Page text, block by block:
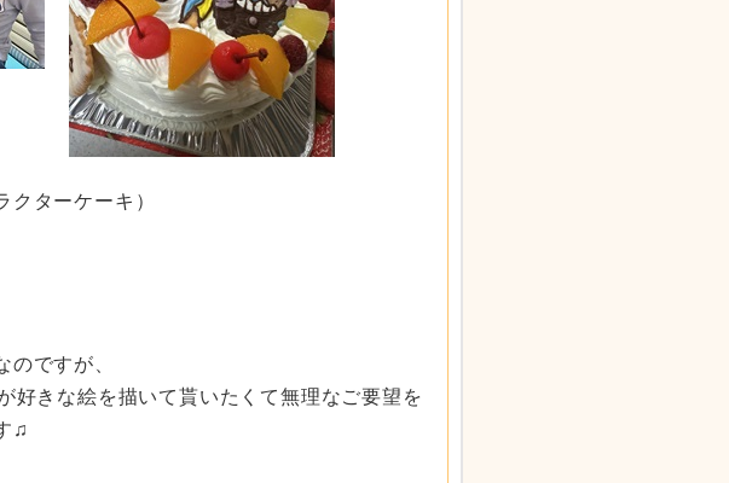
クターケーキ）
ですが、
好きな絵を描いて貰いたくて無理なご要望を
♫